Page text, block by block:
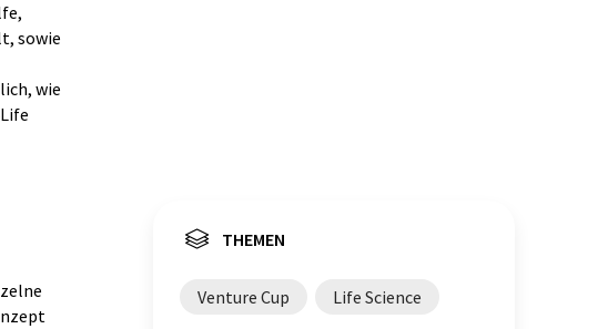
sowie
wie
THEMEN
Venture Cup Life Science